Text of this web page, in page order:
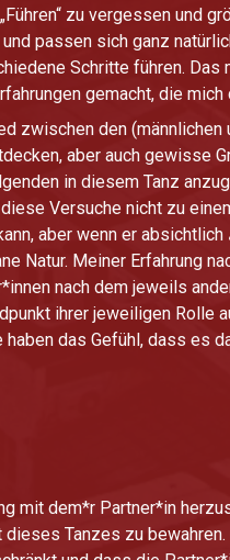
zu vergessen und
passen sich ganz
Schritte führen. Das
gemacht, die mich
zwischen den
aber auch gewisse
in diesem Tanz
Versuche nicht zu
aber wenn er absichtlich
Natur. Meiner Erfahrung
nach dem jeweils
ihrer jeweiligen Rolle
das Gefühl, dass es
mit dem*r Partner*in
Tanzes zu